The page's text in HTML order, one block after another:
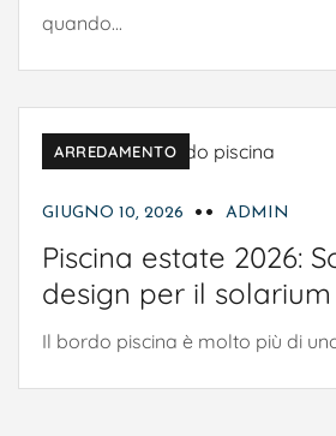
quando...
ARREDAMENTO
GIUGNO 10, 2026 ADMIN
Piscina estate 2026:
design per il solarium
Il bordo piscina è molto più di